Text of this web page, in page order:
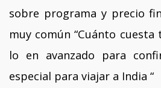
sobre programa y precio
muy común “Cuánto
lo en avanzado para
especial para viajar a India “